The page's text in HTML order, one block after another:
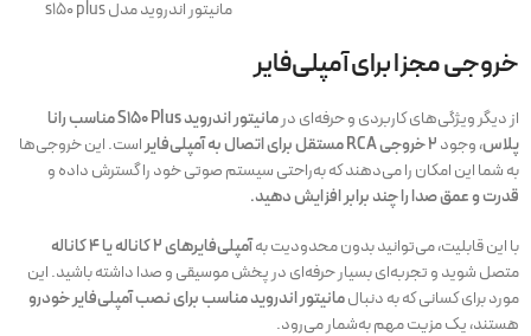
مانیتور اندروید مدل s150 plus
خروجی مجزا برای آمپلی‌فایر
از دیگر ویژگی‌های کاربردی و حرفه‌ای در
مانیتور اندروید S150 Plus مناسب رانا
پلاس، وجود۲ خروجی RCA مستقل برای اتصال به آمپلی‌فایر
است. این خروجی‌ها
به شما این امکان را می‌دهند که به‌راحتی سیستم صوتی خود را گسترش داده و
قدرت و عمق صدا را چند برابر افزایش دهید.
با این قابلیت، می‌توانید بدون محدودیت بهآمپلی‌فایرهای ۲ کاناله یا ۴ کاناله
متصل شوید و تجربه‌ای بسیار حرفه‌ای در پخش موسیقی و صدا داشته باشید. این
مورد برای کسانی که به دنبالمانیتور اندروید مناسب برای نصب آمپلی‌فایر خودرو
هستند، یک مزیت مهم به‌شمار می‌رود.